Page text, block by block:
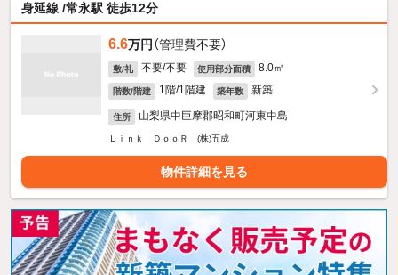
身延線 /常永駅 徒歩12分
6.6万円 （管理費不要）
敷/礼 不要/不要 使用部分面積 8.0㎡
階数/階建 1階/1階建 築年数 新築
住所 山梨県中巨摩郡昭和町河東中島
Ｌｉｎｋ ＤｏｏＲ (株)五成
物件詳細を見る